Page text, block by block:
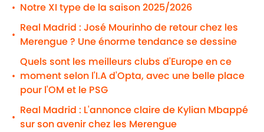
• Notre XI type de la saison 2025/2026
•
Real Madrid : José Mourinho de retour chez les
Merengue ? Une énorme tendance se dessine
•
Quels sont les meilleurs clubs d'Europe en ce
moment selon l'I.A d'Opta, avec une belle place
pour l'OM et le PSG
•
Real Madrid : L'annonce claire de Kylian Mbappé
sur son avenir chez les Merengue